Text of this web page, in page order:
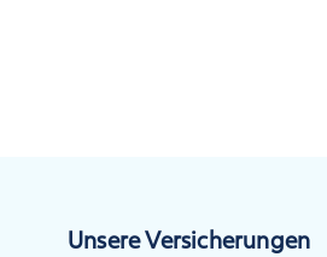
Unsere Versicherungen